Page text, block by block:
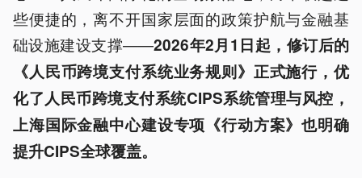
些便捷的，离不开国家层面的政策护航与金融基
础设施建设支撑——2026年2月1日起，修订后的
《人民币跨境支付系统业务规则》正式施行，优
化了人民币跨境支付系统CIPS系统管理与风控 ，
上海国际金融中心建设专项《行动方案》也明确
提升CIPS全球覆盖。